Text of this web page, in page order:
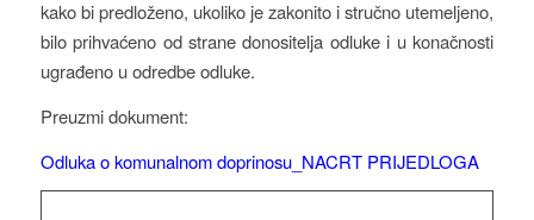
kako bi predloženo, ukoliko je zakonito i stručno utemeljeno,
bilo prihvaćeno od strane donositelja odluke i u konačnosti
ugrađeno u odredbe odluke.
Preuzmi dokument:
Odluka o komunalnom doprinosu_NACRT PRIJEDLOGA